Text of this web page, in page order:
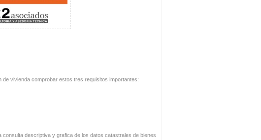
vivienda comprobar estos tres requisitos importantes:
consulta descriptiva y grafica de los datos catastrales de bienes